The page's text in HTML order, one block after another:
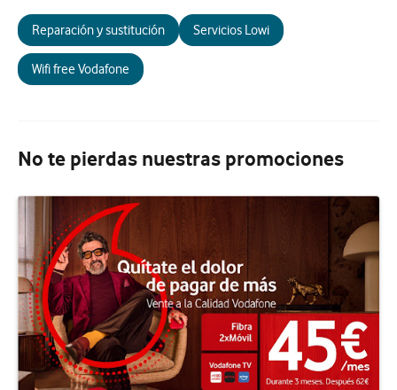
Reparación y sustitución Servicios Lowi
Wifi free Vodafone
No te pierdas nuestras promociones